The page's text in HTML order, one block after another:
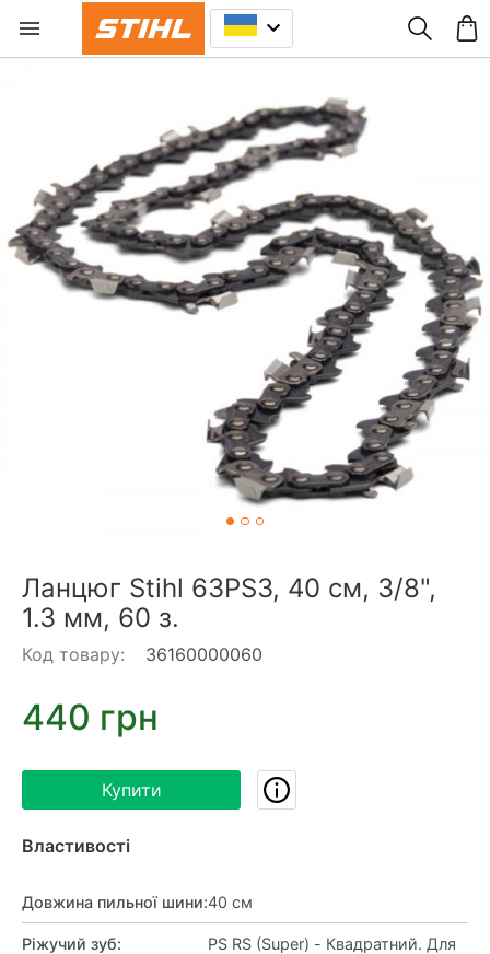
Ланцюг Stihl 63PS3, 40 см, 3/8",
1.3 мм, 60 з.
Код товару: 36160000060
440 грн
Купити
Властивості
Довжина пильної шини:40 см
Ріжучий зуб:
PS RS (Super) - Квадратний. Для